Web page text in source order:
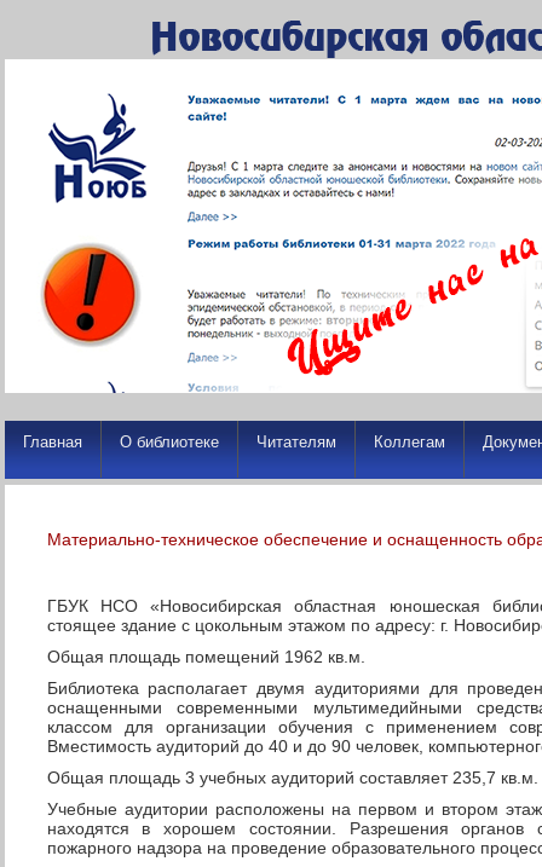
Главная О библиотеке Читателям Коллегам
Материально-техническое обеспечение и оснащенность
ГБУК НСО «Новосибирская областная юношеская
стоящее здание с цокольным этажом по адресу: г.
Общая площадь помещений 1962 кв.м.
Библиотека располагает двумя аудиториями для
оснащенными современными мультимедийными
классом для организации обучения с применением
Вместимость аудиторий до 40 и до 90 человек,
Общая площадь 3 учебных аудиторий составляет 235,7 кв.м.
Учебные аудитории расположены на первом и втором
находятся в хорошем состоянии. Разрешения органов
пожарного надзора на проведение образовательного